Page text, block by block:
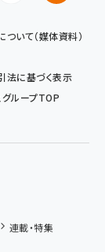
いて（媒体資料）
法に基づく表示
グループTOP
連載・特集